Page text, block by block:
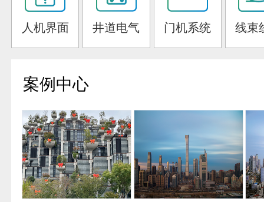
人机界面 井道电气 门机系统 线束
案例中心